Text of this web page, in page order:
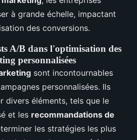
à grande échelle, impactant
des conversions.
A/B dans l'optimisation des
personnalisées
sont incontournables
personnalisées. Ils
divers éléments, tels que le
et les recommandations de
les stratégies les plus